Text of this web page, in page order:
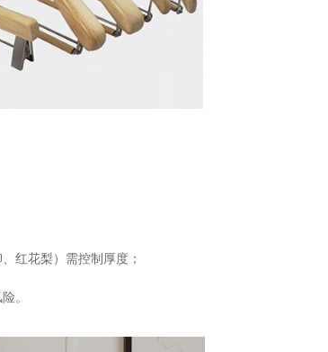
红花梨）需控制厚度；
险。